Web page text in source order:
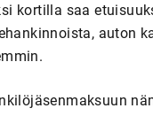
saa
auton